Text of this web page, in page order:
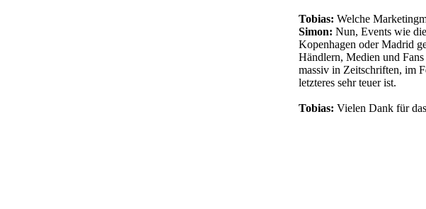
Tobias: Welche
Simon: Nun, Events wie
Kopenhagen oder Madrid
Händlern, Medien und
massiv in Zeitschriften, im
letzteres sehr teuer ist.
Tobias: Vielen Dank für